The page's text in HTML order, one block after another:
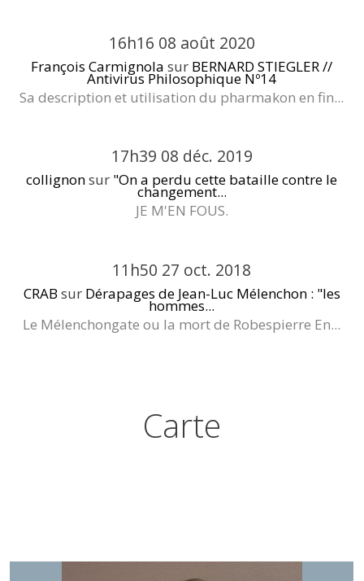
16h16 08 août 2020
François Carmignola sur BERNARD STIEGLER //
Antivirus Philosophique Nº14
Sa description et utilisation du pharmakon en fin...
17h39 08 déc. 2019
collignonsur "On a perdu cette bataille contre le
changement...
JE M'EN FOUS.
11h50 27 oct. 2018
CRAB sur Dérapages de Jean-Luc Mélenchon : "les
hommes...
Le Mélenchongate ou la mort de Robespierre En...
Carte